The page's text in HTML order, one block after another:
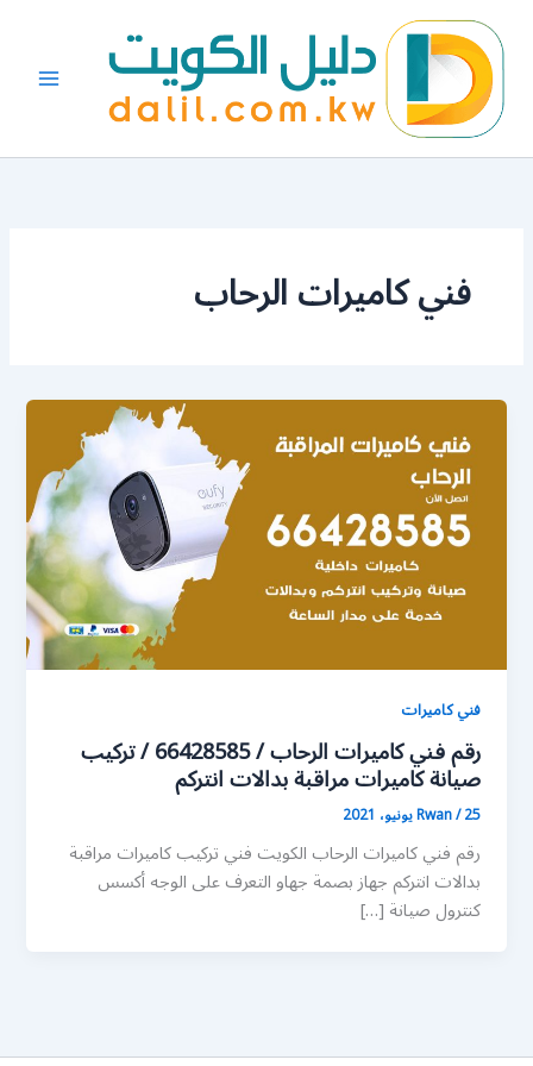
المحتوى
فني كاميرات الرحاب
فني كاميرات
رقم فني كاميرات الرحاب / 66428585 / تركيب
صيانة كاميرات مراقبة بدالات انتركم
Rwan/25 يونيو، 2021
رقم فني كاميرات الرحاب الكويت فني تركيب كاميرات مراقبة
بدالات انتركم جهاز بصمة جهاو التعرف على الوجه أكسس
كنترول صيانة […]